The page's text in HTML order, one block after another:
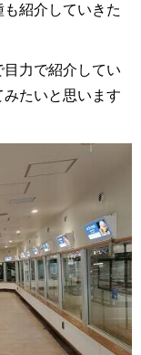
紹介していきた
力で紹介してい
たいと思います